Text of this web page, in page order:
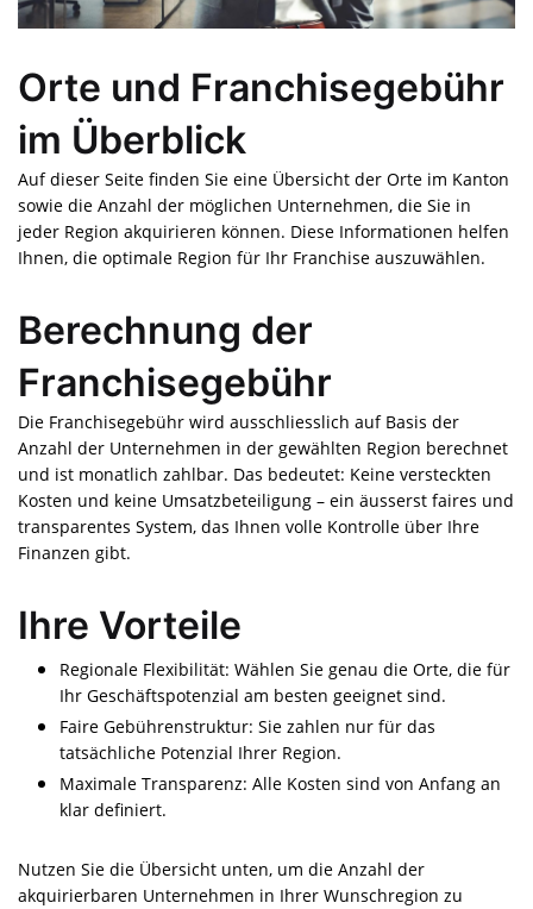
Orte und Franchisegebühr
im Überblick
Auf dieser Seite finden Sie eine Übersicht der Orte im Kanton
sowie die Anzahl der möglichen Unternehmen, die Sie in
jeder Region akquirieren können. Diese Informationen helfen
Ihnen, die optimale Region für Ihr Franchise auszuwählen.
Berechnung der
Franchisegebühr
Die Franchisegebühr wird ausschliesslich auf Basis der
Anzahl der Unternehmen in der gewählten Region berechnet
und ist monatlich zahlbar. Das bedeutet: Keine versteckten
Kosten und keine Umsatzbeteiligung – ein äusserst faires und
transparentes System, das Ihnen volle Kontrolle über Ihre
Finanzen gibt.
Ihre Vorteile
Regionale Flexibilität: Wählen Sie genau die Orte, die für
Ihr Geschäftspotenzial am besten geeignet sind.
Faire Gebührenstruktur: Sie zahlen nur für das
tatsächliche Potenzial Ihrer Region.
Maximale Transparenz: Alle Kosten sind von Anfang an
klar definiert.
Nutzen Sie die Übersicht unten, um die Anzahl der
akquirierbaren Unternehmen in Ihrer Wunschregion zu